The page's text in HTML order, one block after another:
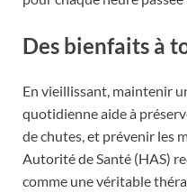
Des bienfaits à
En vieillissant, maintenir
quotidienne aide à
de chutes, et prévenir les
Autorité de Santé (HAS)
comme une véritable